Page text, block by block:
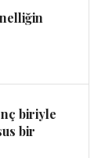
biriyle
bir